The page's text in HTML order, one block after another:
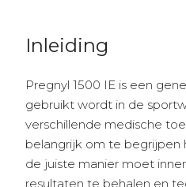
Inleiding
Pregnyl 1500 IE is een
gebruikt wordt in de
verschillende medische
belangrijk om te begrijpen
de juiste manier moet
resultaten te behalen en